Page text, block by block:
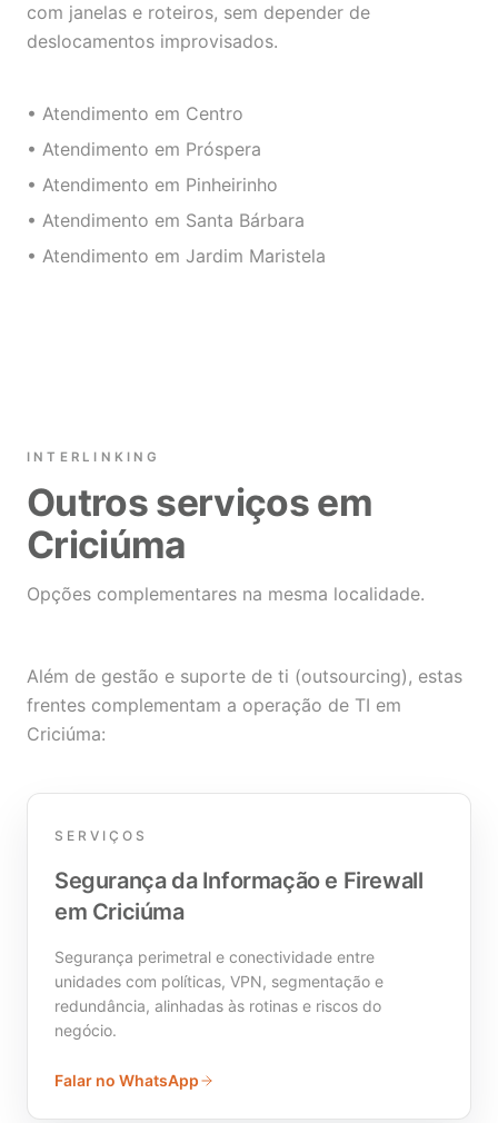
com janelas e roteiros, sem depender de
deslocamentos improvisados.
• Atendimento em Centro
• Atendimento em Próspera
• Atendimento em Pinheirinho
• Atendimento em Santa Bárbara
• Atendimento em Jardim Maristela
INTERLINKING
Outros serviços em
Criciúma
Opções complementares na mesma localidade.
Além de gestão e suporte de ti (outsourcing), estas
frentes complementam a operação de TI em
Criciúma:
SERVIÇOS
Segurança da Informação e Firewall
em Criciúma
Segurança perimetral e conectividade entre
unidades com políticas, VPN, segmentação e
redundância, alinhadas às rotinas e riscos do
negócio.
Falar no WhatsApp